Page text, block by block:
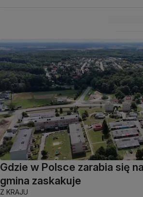
Gdzie w Polsce zarabia się
gmina zaskakuje
Z KRAJU